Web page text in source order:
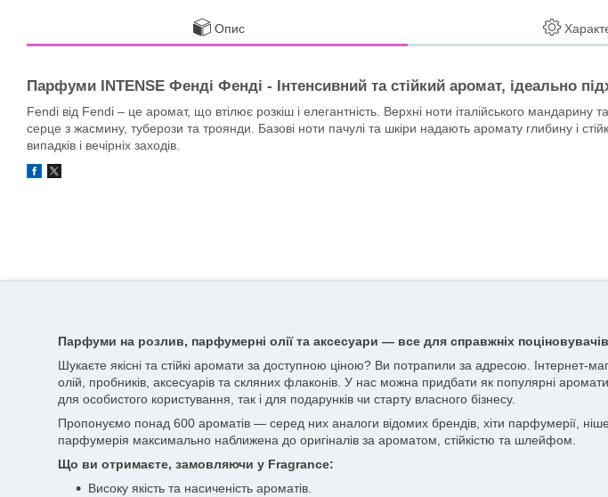
Опис
Парфуми INTENSE Фенді Фенді - Інтенсивний та стійкий аромат, ідеально
Fendi від Fendi – це аромат, що втілює розкіш і елегантність. Верхні ноти італійського
серце з жасмину, туберози та троянди. Базові ноти пачулі та шкіри надають аромату глибину і
випадків і вечірніх заходів.
Парфуми на розлив, парфумерні олії та аксесуари — все для справжніх
Шукаєте якісні та стійкі аромати за доступною ціною? Ви потрапили за адресою.
олій, пробників, аксесуарів та скляних флаконів. У нас можна придбати як популярні
для особистого користування, так і для подарунків чи старту власного бізнесу.
Пропонуємо понад 600 ароматів — серед них аналоги відомих брендів, хіти парфумерії,
парфумерія максимально наближена до оригіналів за ароматом, стійкістю та шлейфом.
Що ви отримаєте, замовляючи у Fragrance:
Високу якість та насиченість ароматів.